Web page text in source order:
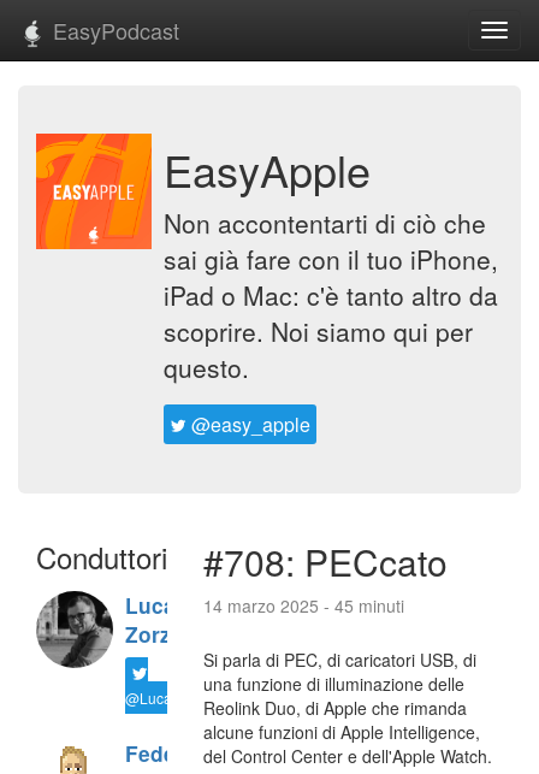
EasyPodcast
EasyApple
Non accontentarti di ciò che
sai già fare con il tuo iPhone,
iPad o Mac: c'è tanto altro da
scoprire. Noi siamo qui per
questo.
@easy_apple
Conduttori
Luca
Zorzi
@LucaTNT
Federico
#708: PECcato
14 marzo 2025 - 45 minuti
Si parla di PEC, di caricatori USB, di
una funzione di illuminazione delle
Reolink Duo, di Apple che rimanda
alcune funzioni di Apple Intelligence,
del Control Center e dell'Apple Watch.